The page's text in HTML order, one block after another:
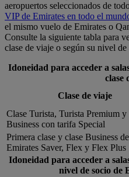
aeropuertos seleccionados de
VIP de Emirates en todo el
el mismo vuelo de Emirates o
Consulte la siguiente tabla para
clase de viaje o según su nivel
Idoneidad para acceder a
clase
Clase de viaje
Clase Turista, Turista Premium y
Business con tarifa Special
Primera clase y clase Business de
Emirates Saver, Flex y Flex Plus
Idoneidad para acceder a
nivel de socio de